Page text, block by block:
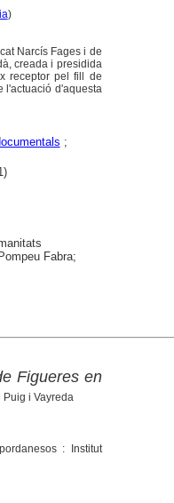
)
Narcís Fages i de
creada i presidida
receptor pel fill de
l'actuació d'aquesta
;
Fabra;
Figueres en
i Vayreda
: Institut